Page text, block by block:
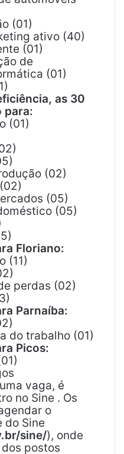
(01)
ativo (40)
(01)
de
(01)
as 30
para:
(01)
(02)
(05)
(05)
Floriano:
(11)
perdas (02)
Parnaíba:
do trabalho (01)
Picos:
vaga, é
no Sine . Os
o
do Sine
sine/), onde
postos